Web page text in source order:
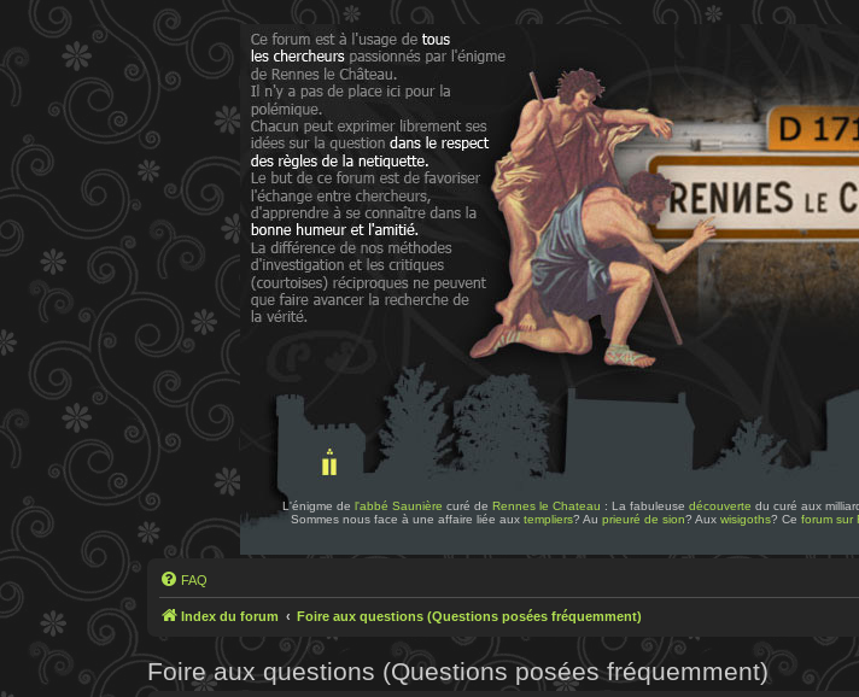
L'énigme de l'abbé Saunière curé de Rennes le Chateau : La fabuleuse découverte du curé aux
Sommes nous face à une affaire liée aux templiers? Au prieuré de sion? Aux wisigoths? Ce forum sur
FAQ
Index du forum Foire aux questions (Questions posées fréquemment)
Foire aux questions (Questions posées fréquemment)